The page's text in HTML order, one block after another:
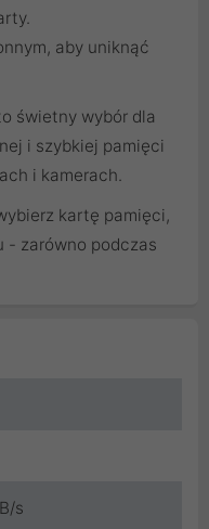
aby uniknąć
świetny wybór dla
i szybkiej pamięci
i kamerach.
kartę pamięci,
- zarówno podczas
s